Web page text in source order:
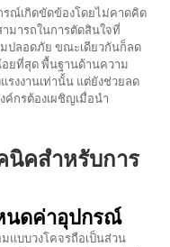
ณ์เกิดขัดข้องโดยไม่คาดคิด
มารถในการตัดสินใจที่
ปลอดภัย ขณะเดียวกันก็ลด
อยที่สุด พื้นฐานด้านความ
งงานเท่านั้น แต่ยังช่วยลด
กรต้องเผชิญเมื่อนำ
นิคสำหรับการ
นดค่าอุปกรณ์
แบบวงโคจรถือเป็นส่วน